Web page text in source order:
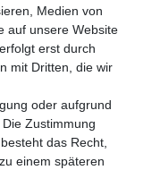
Medien von
auf unsere Website
erst durch
mit Dritten, die wir
oder aufgrund
Zustimmung
das Recht,
einem späteren
Medien von
auf unsere Website
erst durch
mit Dritten, die wir
oder aufgrund
Zustimmung
das Recht,
einem späteren